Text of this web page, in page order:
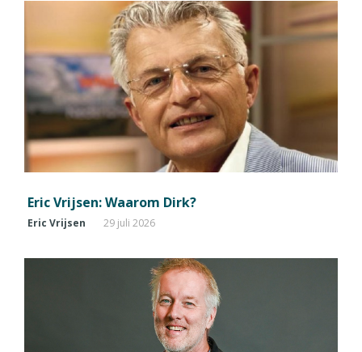
Eric Vrijsen: Waarom Dirk?
Eric Vrijsen 29 juli 2026